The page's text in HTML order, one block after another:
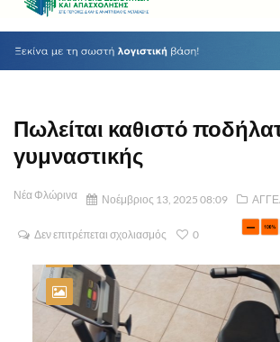
Πωλείται καθιστό
γυμναστικής
Νέα Φλώρινα Νοέμβριος 13, 2025 08:09
Δεν επιτρέπεται σχολιασμός 0